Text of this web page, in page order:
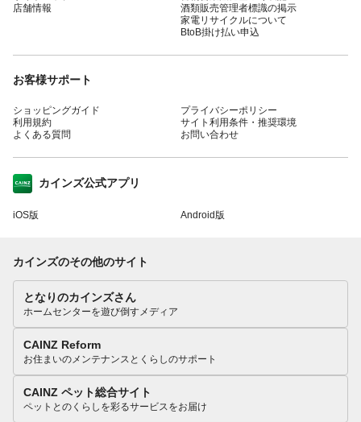
店舗情報
酒類販売管理者標識の掲示
家電リサイクルについて
BtoB掛け払い申込
お客様サポート
ショッピングガイド
利用規約
よくある質問
プライバシーポリシー
サイト利用条件・推奨環境
お問い合わせ
カインズ公式アプリ
iOS版 Android版
カインズのその他のサイト
となりのカインズさん
ホームセンターを遊び倒すメディア
CAINZ Reform
お住まいのメンテナンスとくらしのサポート
CAINZ ペット総合サイト
ペットとのくらしを彩るサービスをお届け